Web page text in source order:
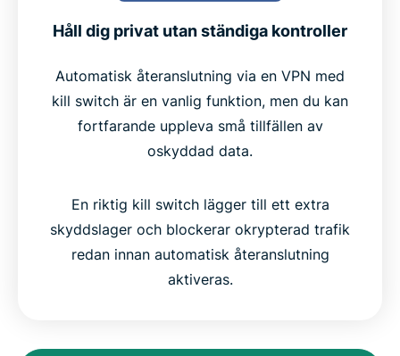
Håll dig privat utan ständiga kontroller
Automatisk återanslutning via en VPN med
kill switch är en vanlig funktion, men du kan
fortfarande uppleva små tillfällen av
oskyddad data.
En riktig kill switch lägger till ett extra
skyddslager och blockerar okrypterad trafik
redan innan automatisk återanslutning
aktiveras.